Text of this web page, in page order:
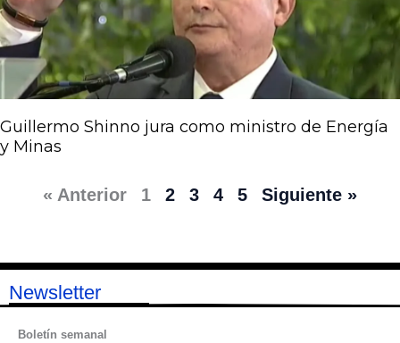
Guillermo Shinno jura como ministro de Energía
y Minas
« Anterior 1 2 3 4 5 Siguiente »
Newsletter
Boletín semanal